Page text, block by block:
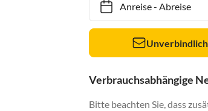
Anreise- Abreise
Verbrauchsabhängige
Bitte beachten Sie, dass